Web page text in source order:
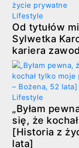
Lifestyle
Od tytułów
Sylwetka
kariera
Lifestyle
„Byłam
się, że
[Historia z
lata]